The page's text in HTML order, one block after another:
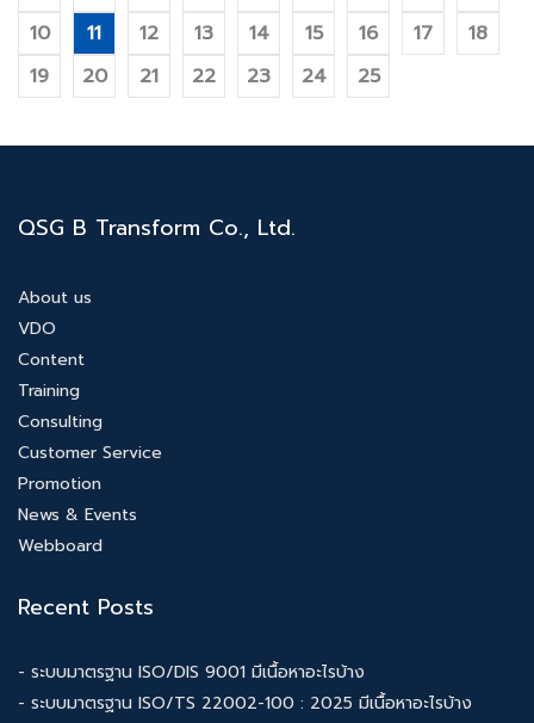
10
11 12 13 14 15 16 17
18
19
20 21 22 23 24 25
QSG B Transform Co., Ltd.
About us
VDO
Content
Training
Consulting
Customer Service
Promotion
News & Events
Webboard
Recent Posts
- ระบบมาตรฐาน ISO/DIS 9001 มีเนื้อหาอะไรบ้าง
- ระบบมาตรฐาน ISO/TS 22002-100 : 2025 มีเนื้อหาอะไรบ้าง